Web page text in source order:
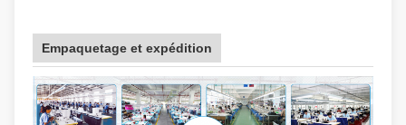
Empaquetage et expédition